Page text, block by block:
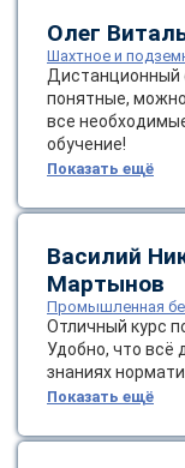
Олег
Шахтное и
Дистанционный
понятные,
все
обучение!
Показать ещё
Василий
Мартынов
Промышленная
Отличный курс
Удобно, что всё
знаниях
Показать ещё